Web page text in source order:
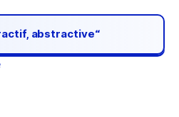
abstractive“